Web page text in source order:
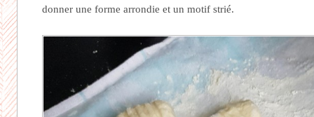
donner une forme arrondie et un motif strié.